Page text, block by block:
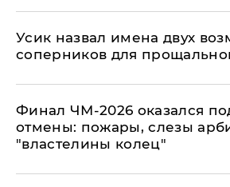
Усик назвал имена двух
соперников для
Финал ЧМ-2026 оказался
отмены: пожары, слезы
"властелины колец"